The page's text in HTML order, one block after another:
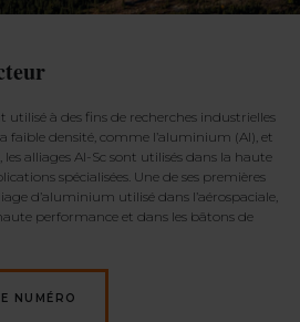
utilisé à des fins de recherches industrielles
faible densité, comme l’aluminium (Al), et
alliages Al-Sc sont utilisés dans la haute
spécialisées. Une de ses premières
d’aluminium utilisé dans l’aérospaciale,
performance et dans les bâtons de
NUMÉRO